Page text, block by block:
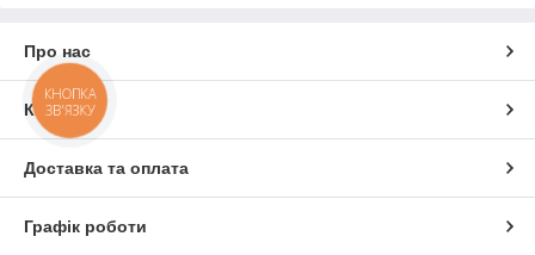
Про нас
Контакти
Доставка та оплата
Графік роботи
КНОПКА
ЗВ'ЯЗКУ